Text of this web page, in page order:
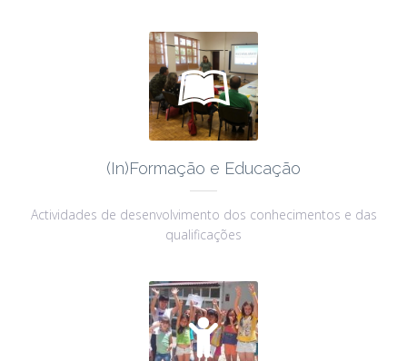

(In)Formação e Educação
Actividades de desenvolvimento dos conhecimentos e das
qualificações
